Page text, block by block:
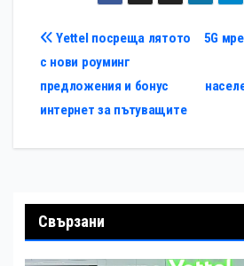
области от
стажантите в Yettel
и
Навигация
5G
Yettel посреща лятото
с нови роуминг
предложения и бонус
интернет за пътуващите
Свързани